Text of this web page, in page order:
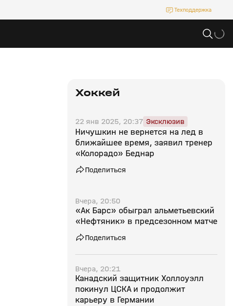
Техподдержка
Хоккей
22 янв 2025, 20:37 Эксклюзив
Ничушкин не вернется на лед в
ближайшее время, заявил тренер
«Колорадо» Беднар
Поделиться
Вчера, 20:50
«Ак Барс» обыграл альметьевский
«Нефтяник» в предсезонном матче
Поделиться
Вчера, 20:21
Канадский защитник Холлоуэлл
покинул ЦСКА и продолжит
карьеру в Германии